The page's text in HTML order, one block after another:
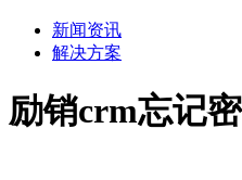
新闻资讯
解决方案
励销crm忘记